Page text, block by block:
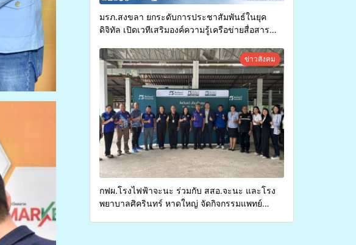
มรภ.สงขลา ยกระดับการประชาสัมพันธ์ในยุค
ดิจิทัล เปิดเวทีเสริมองค์ความรู้เครือข่ายสื่อสาร
การสร้างภาพลักษณ์ที่ดีของมหาวิทยาลัยข่าวสังคม
กฟผ.โรงไฟฟ้าจะนะ ร่วมกับ สสอ.จะนะ และโรง
พยาบาลศิครินทร์ หาดใหญ่ จัดกิจกรรมแพทย์